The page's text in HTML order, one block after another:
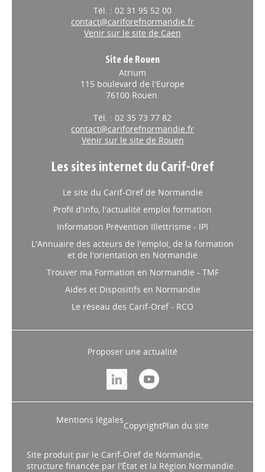
Tél. : 02 31 95 52 00
contact@cariforefnormandie.fr
Venir sur le site de Caen
Site de Rouen
Atrium
115 boulevard de l'Europe
76100 Rouen
Tél. : 02 35 73 77 82
contact@cariforefnormandie.fr
Venir sur le site de Rouen
Les sites internet du Carif-Oref
Le site du Carif-Oref de Normandie
Profil d'info, l'actualité emploi formation
Information Prévention Illettrisme - IPI
L'Annuaire des acteurs de l'emploi, de la formation
et de l'orientation en Normandie
Trouver ma Formation en Normandie - TMF
Aides et Dispositifs en Normandie
Le réseau des Carif-Oref - RCO
Proposer une actualité
Mentions légales
CopyrightPlan du site
Site produit par le Carif-Oref de Normandie,